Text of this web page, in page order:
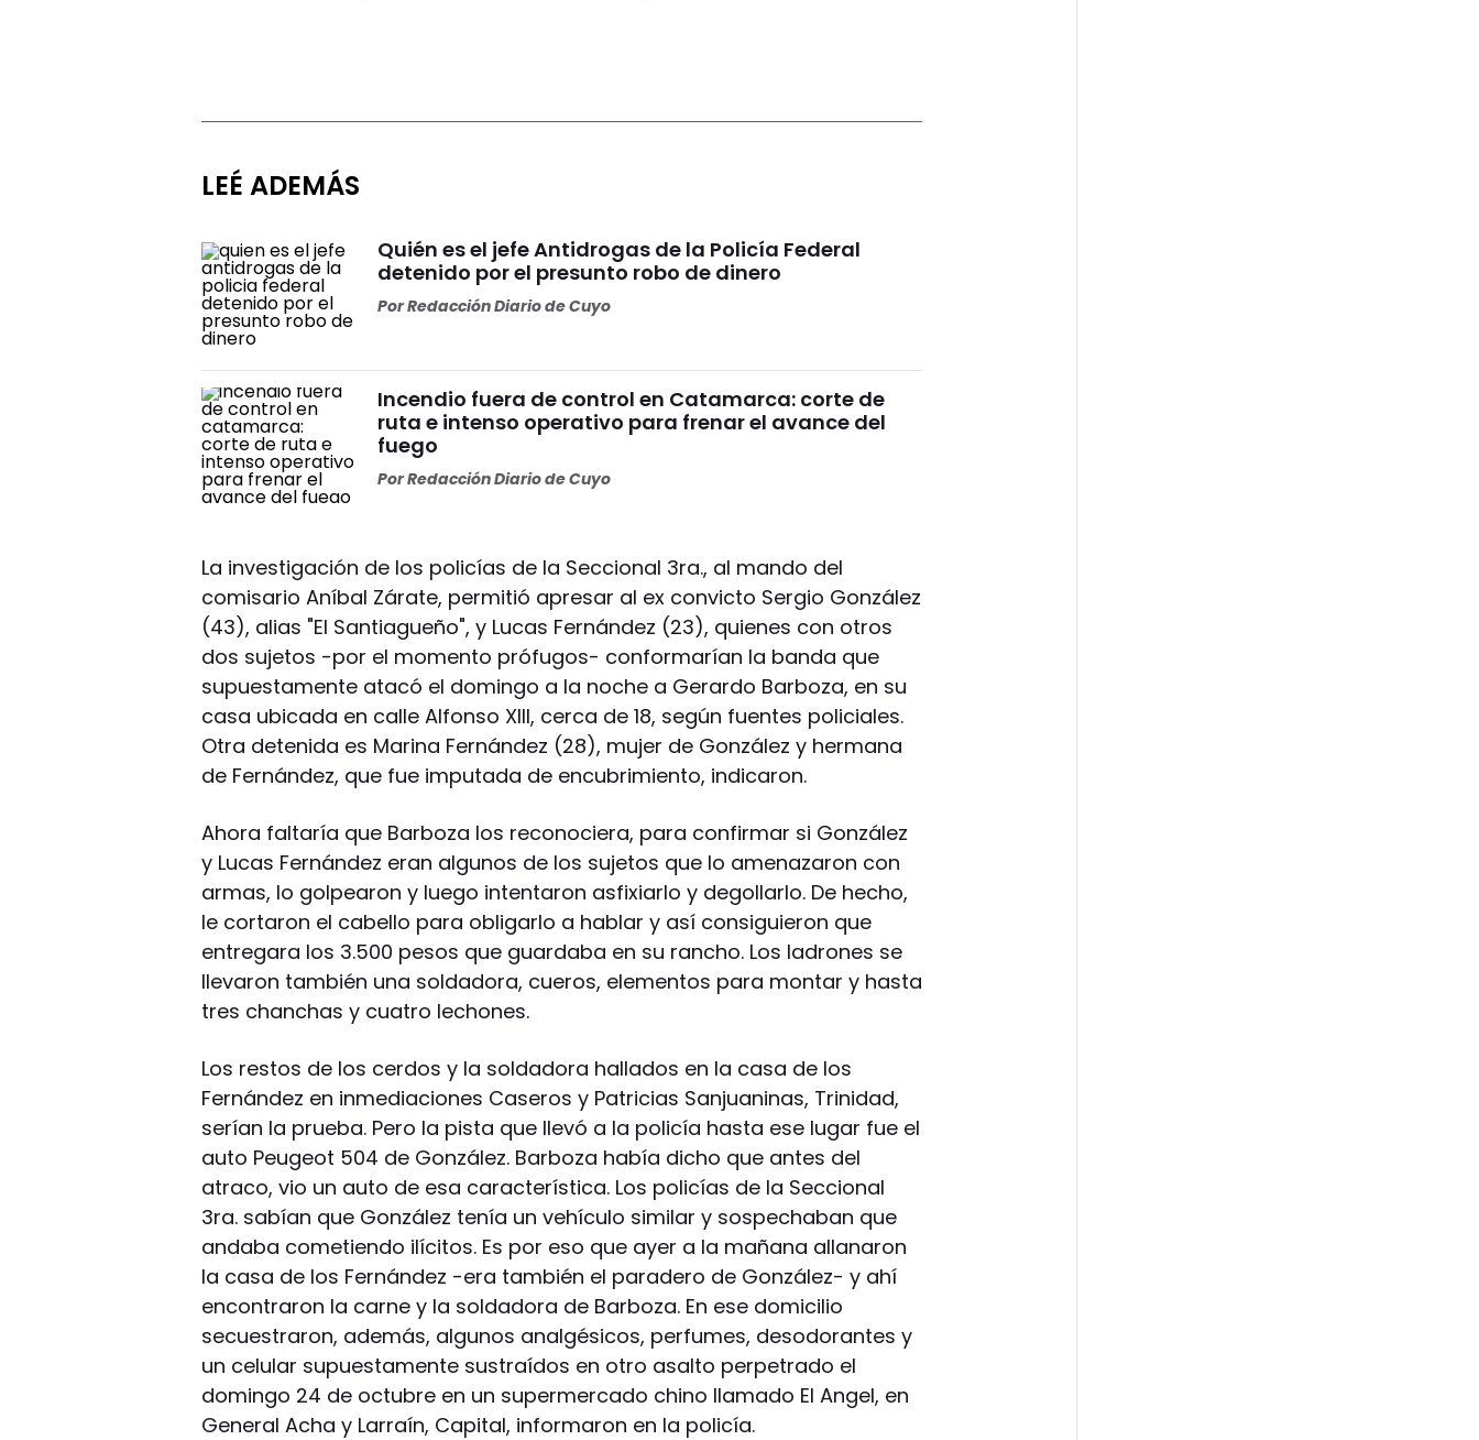
LEÉ ADEMÁS
Quién es el jefe Antidrogas de la Policía Federal
detenido por el presunto robo de dinero
PorRedacción Diario de Cuyo
Incendio fuera de control en Catamarca: corte de
ruta e intenso operativo para frenar el avance del
fuego
PorRedacción Diario de Cuyo
La investigación de los policías de la Seccional 3ra., al mando del
comisario Aníbal Zárate, permitió apresar al ex convicto Sergio González
(43), alias "El Santiagueño", y Lucas Fernández (23), quienes con otros
dos sujetos -por el momento prófugos- conformarían la banda que
supuestamente atacó el domingo a la noche a Gerardo Barboza, en su
casa ubicada en calle Alfonso XIII, cerca de 18, según fuentes policiales.
Otra detenida es Marina Fernández (28), mujer de González y hermana
de Fernández, que fue imputada de encubrimiento, indicaron.
Ahora faltaría que Barboza los reconociera, para confirmar si González
y Lucas Fernández eran algunos de los sujetos que lo amenazaron con
armas, lo golpearon y luego intentaron asfixiarlo y degollarlo. De hecho,
le cortaron el cabello para obligarlo a hablar y así consiguieron que
entregara los 3.500 pesos que guardaba en su rancho. Los ladrones se
llevaron también una soldadora, cueros, elementos para montar y hasta
tres chanchas y cuatro lechones.
Los restos de los cerdos y la soldadora hallados en la casa de los
Fernández en inmediaciones Caseros y Patricias Sanjuaninas, Trinidad,
serían la prueba. Pero la pista que llevó a la policía hasta ese lugar fue el
auto Peugeot 504 de González. Barboza había dicho que antes del
atraco, vio un auto de esa característica. Los policías de la Seccional
3ra. sabían que González tenía un vehículo similar y sospechaban que
andaba cometiendo ilícitos. Es por eso que ayer a la mañana allanaron
la casa de los Fernández -era también el paradero de González- y ahí
encontraron la carne y la soldadora de Barboza. En ese domicilio
secuestraron, además, algunos analgésicos, perfumes, desodorantes y
un celular supuestamente sustraídos en otro asalto perpetrado el
domingo 24 de octubre en un supermercado chino llamado El Angel, en
General Acha y Larraín, Capital, informaron en la policía.